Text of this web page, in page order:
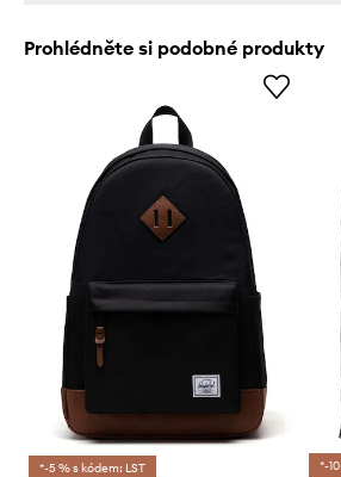
Prohlédněte si podobné produkty
*-5 % s kódem: LST *-